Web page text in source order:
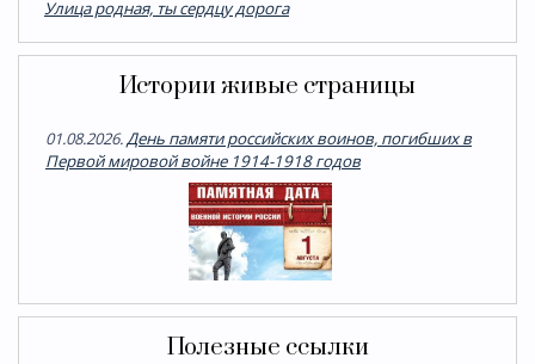
Улица родная, ты сердцу дорога
Истории живые страницы
01.08.2026.День памяти российских воинов, погибших в
Первой мировой войне 1914-1918 годов
Полезные ссылки